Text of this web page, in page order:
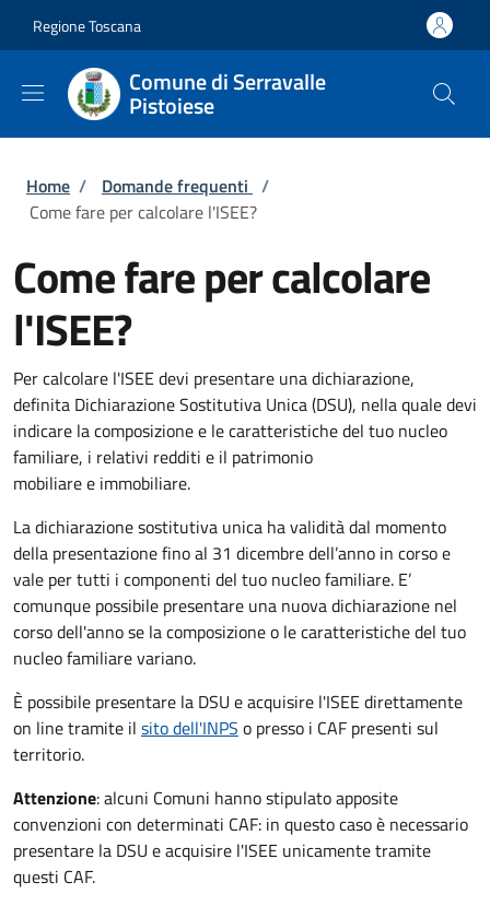
Regione Toscana
Comune di Serravalle
Pistoiese
Briciole di pane
Home / Domande frequenti /
Come fare per calcolare l'ISEE?
Come fare per calcolare
l'ISEE?
Per calcolare l'ISEE devi presentare una dichiarazione,
definita Dichiarazione Sostitutiva Unica (DSU), nella quale devi
indicare la composizione e le caratteristiche del tuo nucleo
familiare, i relativi redditi e il patrimonio
mobiliare e immobiliare.
La dichiarazione sostitutiva unica ha validità dal momento
della presentazione fino al 31 dicembre dell’anno in corso e
vale per tutti i componenti del tuo nucleo familiare. E’
comunque possibile presentare una nuova dichiarazione nel
corso dell'anno se la composizione o le caratteristiche del tuo
nucleo familiare variano.
È possibile presentare la DSU e acquisire l'ISEE direttamente
on line tramite il sito dell'INPS o presso i CAF presenti sul
territorio.
Attenzione: alcuni Comuni hanno stipulato apposite
convenzioni con determinati CAF: in questo caso è necessario
presentare la DSU e acquisire l'ISEE unicamente tramite
questi CAF.